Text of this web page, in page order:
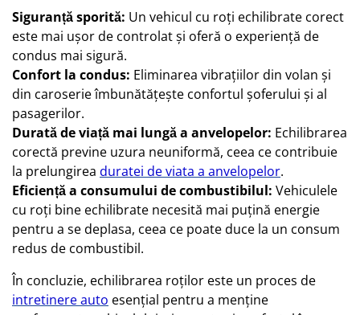
Siguranță sporită: Un vehicul cu roți echilibrate corect
este mai ușor de controlat și oferă o experiență de
condus mai sigură.
Confort la condus: Eliminarea vibrațiilor din volan și
din caroserie îmbunătățește confortul șoferului și al
pasagerilor.
Durată de viață mai lungă a anvelopelor: Echilibrarea
corectă previne uzura neuniformă, ceea ce contribuie
la prelungirea duratei de viata a anvelopelor.
Eficiență a consumului de combustibilul: Vehiculele
cu roți bine echilibrate necesită mai puțină energie
pentru a se deplasa, ceea ce poate duce la un consum
redus de combustibil.
În concluzie, echilibrarea roților este un proces de
intretinere auto esențial pentru a menține